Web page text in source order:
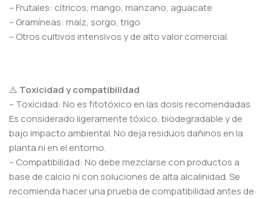
– Frutales: cítricos, mango, manzano, aguacate
– Gramíneas: maíz, sorgo, trigo
– Otros cultivos intensivos y de alto valor comercial.
⚠️ Toxicidad y compatibilidad
– Toxicidad: No es fitotóxico en las dosis recomendadas.
Es considerado ligeramente tóxico, biodegradable y de
bajo impacto ambiental. No deja residuos dañinos en la
planta ni en el entorno.
– Compatibilidad: No debe mezclarse con productos a
base de calcio ni con soluciones de alta alcalinidad. Se
recomienda hacer una prueba de compatibilidad antes de